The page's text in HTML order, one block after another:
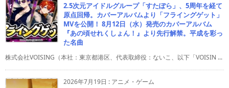
2.5次元アイドルグループ「すたぽら」、5周年を経て
原点回帰。カバーアルバムより「フライングゲット」
MVを公開！ 8月12日（水）発売のカバーアルバム
『あの頃せれくしょん！』より先行解禁。平成を彩っ
た名曲
株式会社VOISING（本社：東京都港区、代表取締役：ないこ、以下「VOISIN ...
2026年7月19日 : アニメ・ゲーム